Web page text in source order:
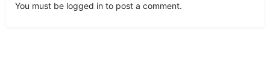
You must be logged in to post a comment.